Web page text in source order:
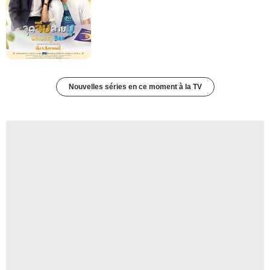
Nouvelles séries en ce moment à la TV